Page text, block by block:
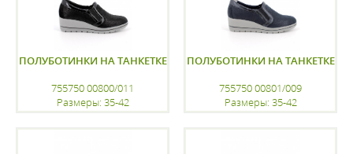
ПОЛУБОТИНКИ НА ТАНКЕТКЕ
755750 00800/011
Размеры: 35-42
ПОЛУБОТИНКИ НА ТАНКЕТКЕ
755750 00801/009
Размеры: 35-42